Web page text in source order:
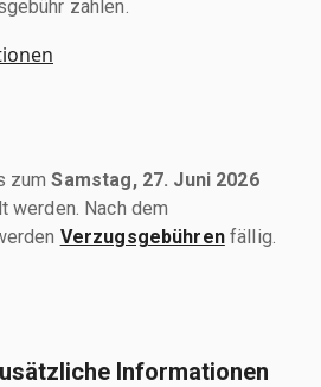
zahlen.
zumSamstag, 27. Juni 2026
werden. Nach dem
Verzugsgebührenfällig.
Informationen